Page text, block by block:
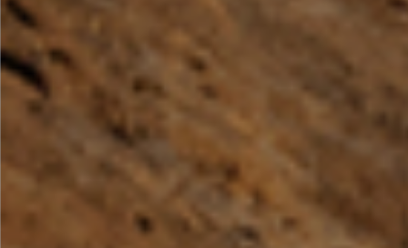
Por Rol Por Industria Por Cliente Objetivo